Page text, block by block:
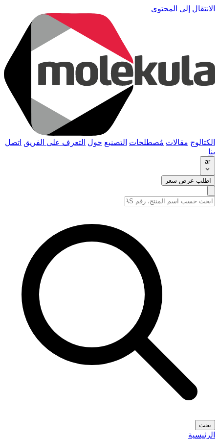
الانتقال إلى المحتوى
الكتالوج مقالات مُصطلحات التصنيع حول التعرف على الفريق اتصل
بنا
ar
اطلب عرض سعر
بحث
الرئيسية